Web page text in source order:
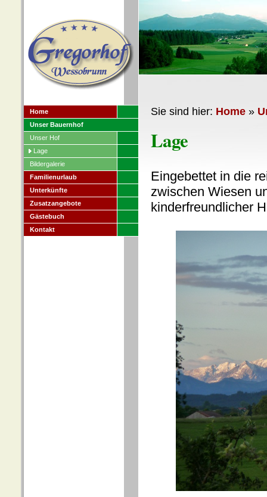
Home
Unser Bauernhof
Unser Hof
Lage
Bildergalerie
Familienurlaub
Unterkünfte
Zusatzangebote
Gästebuch
Kontakt
Sie sind hier: Home »
Lage
Eingebettet in die
zwischen Wiesen
kinderfreundlicher